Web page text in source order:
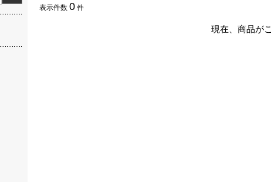
表示件数 0 件
現在、商品が